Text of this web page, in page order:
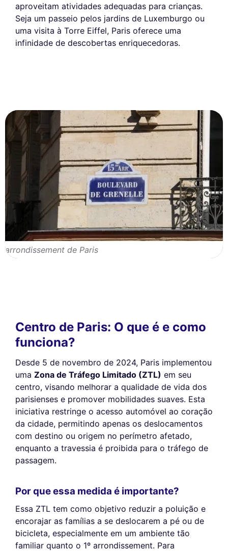
aproveitam atividades adequadas para crianças.
Seja um passeio pelos jardins de Luxemburgo ou
uma visita à Torre Eiffel, Paris oferece uma
infinidade de descobertas enriquecedoras.
arrondissement de Paris
Centro de Paris: O que é e como
funciona?
Desde 5 de novembro de 2024, Paris implementou
uma Zona de Tráfego Limitado (ZTL) em seu
centro, visando melhorar a qualidade de vida dos
parisienses e promover mobilidades suaves. Esta
iniciativa restringe o acesso automóvel ao coração
da cidade, permitindo apenas os deslocamentos
com destino ou origem no perímetro afetado,
enquanto a travessia é proibida para o tráfego de
passagem.
Por que essa medida é importante?
Essa ZTL tem como objetivo reduzir a poluição e
encorajar as famílias a se deslocarem a pé ou de
bicicleta, especialmente em um ambiente tão
familiar quanto o 1º arrondissement. Para